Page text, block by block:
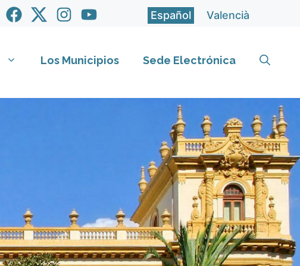
Español Valencià
Los Municipios Sede Electrónica